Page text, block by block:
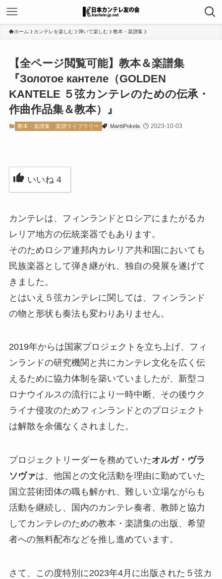
ホーム カンテレを楽しむ 弾いて楽しむ 教本・楽譜集
【全ページ閲覧可能】教本＆楽譜集
『Золотое кантеле（GOLDEN
KANTELE ５弦カンテレのための伝承・
作曲作品集＆教本）』
教本・楽譜集 楽譜ライブラリー MarttiPokela 2023-10-03
いいね 4
カンテレは、フィンランドとロシアにまたがるカ
レリア地方の伝統楽器でもあります。
そのためロシア連邦内カレリア共和国においても
民族楽器として弾き継がれ、独自の発展を遂げて
きました。
とはいえ５弦カンテレに関しては、フィンランド
の物と形状も奏法も変わりありません。
2019年からは国家プロジェクトを立ち上げ、フィ
ンランドの研究機関と共にカンテレ文化を広く伝
えるために協力体制を築いていましたが、新型コ
ロナウイルスの流行により一時中断、その後ウク
ライナ侵攻のためフィンランドとのプロジェクト
は解散を余儀なくされました。
プロジェクトリーダーを務めていたオルガ・ヴラ
ソヴァは、他国との文化活動を理由に勤めていた
国立芸術団体の職も解かれ、難しい立場ながらも
活動を継続し、国内のカンテレ奏者、教師と協力
してカンテレのための教本・楽譜集の出版、希望
者への無料配布などを推し進めています。
さて、この度特別に2023年4月に出版された５弦カ